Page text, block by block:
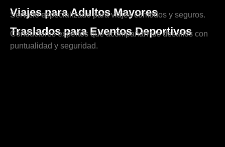
Viajes para Adultos Mayores
Servicio especializado para viajes cómodos y seguros.
Traslados para Eventos Deportivos
Conductores expertos que acompañan tus desafíos con
puntualidad y seguridad.